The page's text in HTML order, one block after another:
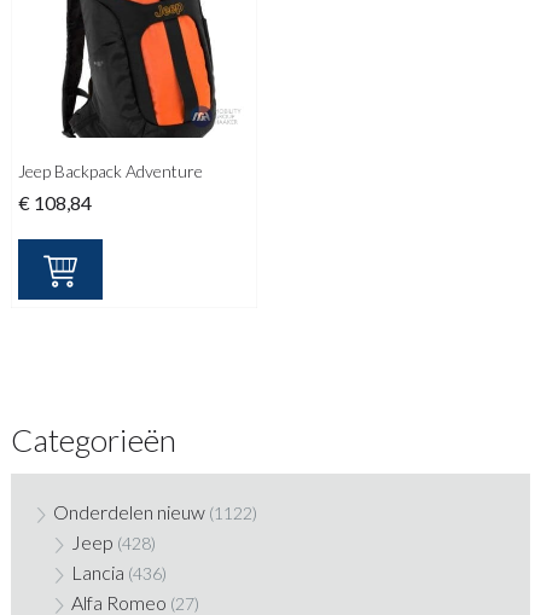
Jeep Backpack Adventure
€ 108,84
Categorieën
Onderdelen nieuw (1122)
Jeep (428)
Lancia (436)
Alfa Romeo (27)